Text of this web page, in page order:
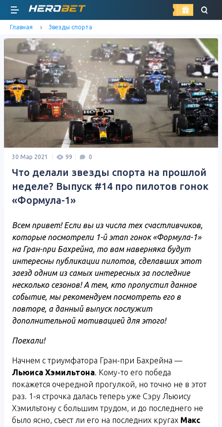
найти
Главная Звезды спорта
30 Мар 2021 99 0
Что делали звезды спорта на прошлой
неделе? Выпуск #14 про пилотов гонок
«Формула-1»
Всем привет! Если вы из числа тех счастливчиков,
которые посмотрели 1-й этап гонок «Формула-1»
на Гран-при Бахрейна, то вам наверняка будут
интересны публикации пилотов, сделавших этот
заезд одним из самых интересных за последние
несколько сезонов! А тем, кто пропустил данное
событие, мы рекомендуем посмотреть его в
повторе, а данный выпуск послужит
дополнительной мотивацией для этого!
Поехали!
Начнем с триумфатора Гран-при Бахрейна —
Льюиса Хэмильтона. Кому-то его победа
покажется очередной прогулкой, но точно не в этот
раз. 1-я строчка далась теперь уже Сэру Льюису
Хэмильтону с большим трудом, и до последнего не
было ясно, съест ли его на последних кругах Макс